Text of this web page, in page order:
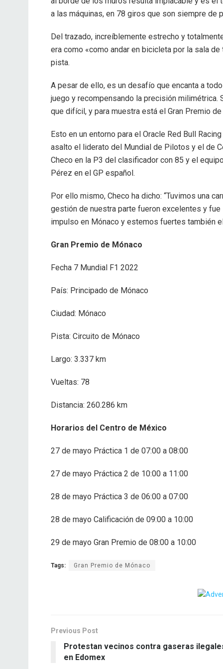
a las máquinas, en 78 giros que son siempre de
Del trazado, increíblemente estrecho y
era como «como andar en bicicleta por la sala
pista.
A pesar de ello, es un desafío que encanta a
juego y recompensando la precisión
que difícil, y para muestra está el Gran Premio
Esto en un entorno para el Oracle Red Bull
asalto el liderato del Mundial de Pilotos y el de
Checo en la P3 del clasificador con 85 y el
Pérez en el GP español.
Por ello mismo, Checo ha dicho: “Tuvimos una
gestión de nuestra parte fueron excelentes y
impulso en Mónaco y estemos fuertes también
Gran Premio de Mónaco
Fecha 7 Mundial F1 2022
País: Principado de Mónaco
Ciudad: Mónaco
Pista: Circuito de Mónaco
Largo: 3.337 km
Vueltas: 78
Distancia: 260.286 km
Horarios del Centro de México
27 de mayo Práctica 1 de 07:00 a 08:00
27 de mayo Práctica 2 de 10:00 a 11:00
28 de mayo Práctica 3 de 06:00 a 07:00
28 de mayo Calificación de 09:00 a 10:00
29 de mayo Gran Premio de 08:00 a 10:00
Tags: Gran Premio de Mónaco
Previous Post
Protestan vecinos contra gaseras
en Edomex